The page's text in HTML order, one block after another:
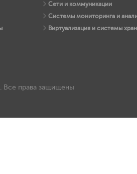
Сети и коммуникации
Системы мониторинга и
Виртуализация и системы
права защищены